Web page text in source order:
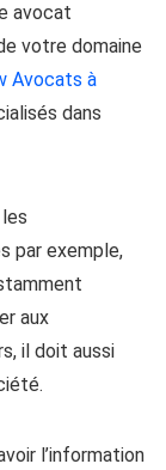
avocat
votre domaine
Avocats à
dans
par exemple,
aux
il doit aussi
l’information